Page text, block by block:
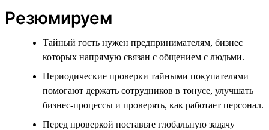
Резюмируем
Тайный гость нужен предпринимателям, бизнес
которых напрямую связан с общением с людьми.
Периодические проверки тайными покупателями
помогают держать сотрудников в тонусе, улучшать
бизнес-процессы и проверять, как работает персонал.
Перед проверкой поставьте глобальную задачу